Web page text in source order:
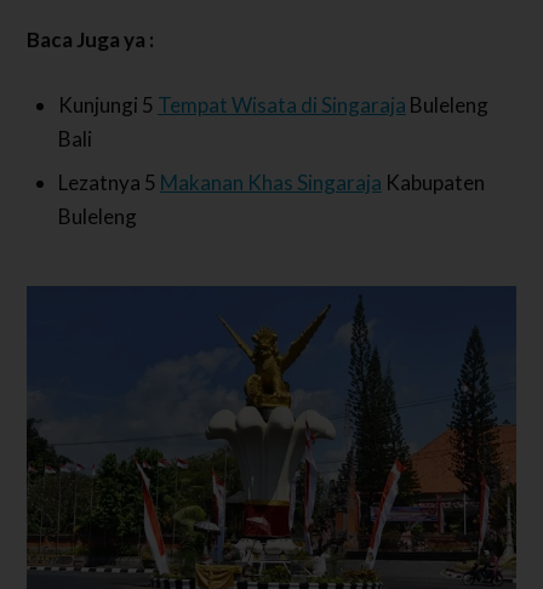
Baca Juga ya :
Kunjungi 5 Tempat Wisata di Singaraja Buleleng
Bali
Lezatnya 5 Makanan Khas Singaraja Kabupaten
Buleleng